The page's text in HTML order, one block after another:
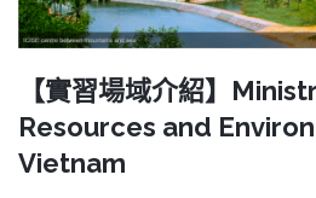
【實習場域介紹】
Resources and
Vietnam